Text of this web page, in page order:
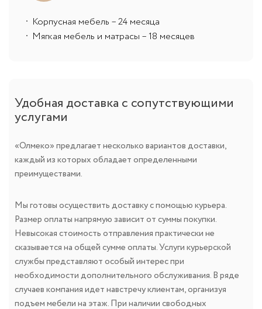
Корпусная мебель – 24 месяца
Мягкая мебель и матрасы – 18 месяцев
Удобная доставка с сопутствующими
услугами
«Олмеко» предлагает несколько вариантов доставки,
каждый из которых обладает определенными
преимуществами.
Мы готовы осуществить доставку с помощью курьера.
Размер оплаты напрямую зависит от суммы покупки.
Невысокая стоимость отправления практически не
сказывается на общей сумме оплаты. Услуги курьерской
службы представляют особый интерес при
необходимости дополнительного обслуживания. В ряде
случаев компания идет навстречу клиентам, организуя
подъем мебели на этаж. При наличии свободных